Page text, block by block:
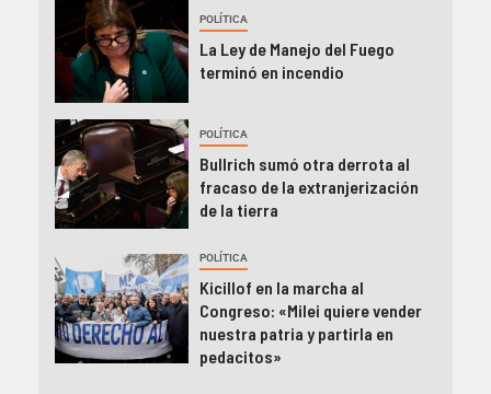
POLÍTICA
La Ley de Manejo del Fuego
terminó en incendio
POLÍTICA
Bullrich sumó otra derrota al
fracaso de la extranjerización
de la tierra
POLÍTICA
Kicillof en la marcha al
Congreso: «Milei quiere vender
nuestra patria y partirla en
pedacitos»